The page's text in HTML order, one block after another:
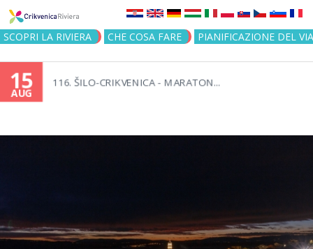
Jump to navigation
SCOPRI LA RIVIERA CHE COSA FARE PIANIFICAZIONE DEL
15
AUG
116. ŠILO-CRIKVENICA - MARATON...